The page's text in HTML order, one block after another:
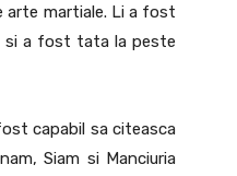
arte martiale. Li a fost
si a fost tata la peste
capabil sa citeasca
Siam si Manciuria